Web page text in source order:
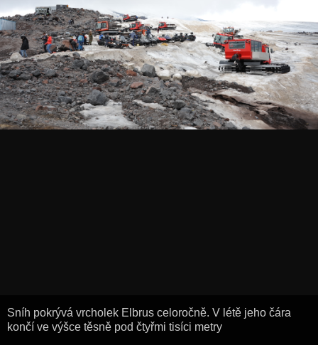
Sníh pokrývá vrcholek Elbrus celoročně. V létě jeho čára
končí ve výšce těsně pod čtyřmi tisíci metry